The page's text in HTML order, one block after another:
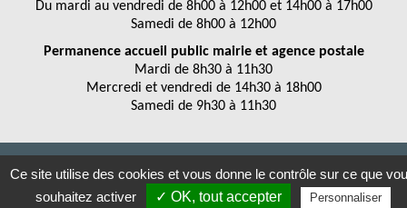
Du mardi au vendredi de 8h00 à 12h00 et 14h00 à 17h00
Samedi de 8h00 à 12h00
Permanence accueil public mairie et agence postale
Mardi de 8h30 à 11h30
Mercredi et vendredi de 14h30 à 18h00
Samedi de 9h30 à 11h30
Conception Citopia-Solution de site internet pour mairie et
collectivité - WeeCity
Ce site utilise des cookies et vous donne le contrôle sur ce que
souhaitez activer
✓ OK, tout accepter Personnaliser